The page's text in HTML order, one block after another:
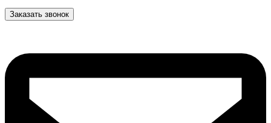
Заказать звонок